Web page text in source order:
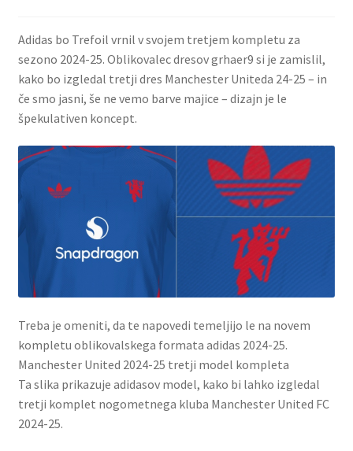
Adidas bo Trefoil vrnil v svojem tretjem kompletu za
sezono 2024-25. Oblikovalec dresov grhaer9 si je zamislil,
kako bo izgledal tretji dres Manchester Uniteda 24-25 – in
če smo jasni, še ne vemo barve majice – dizajn je le
špekulativen koncept.
Treba je omeniti, da te napovedi temeljijo le na novem
kompletu oblikovalskega formata adidas 2024-25.
Manchester United 2024-25 tretji model kompleta
Ta slika prikazuje adidasov model, kako bi lahko izgledal
tretji komplet nogometnega kluba Manchester United FC
2024-25.